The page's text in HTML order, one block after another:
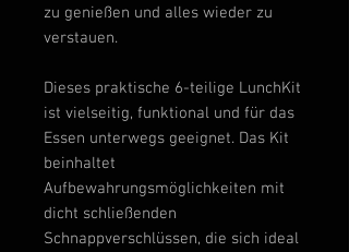
zu genießen und alles wieder zu
verstauen.
Dieses praktische 6-teilige LunchKit
ist vielseitig, funktional und für das
Essen unterwegs geeignet. Das Kit
beinhaltet
Aufbewahrungsmöglichkeiten mit
dicht schließenden
Schnappverschlüssen, die sich ideal